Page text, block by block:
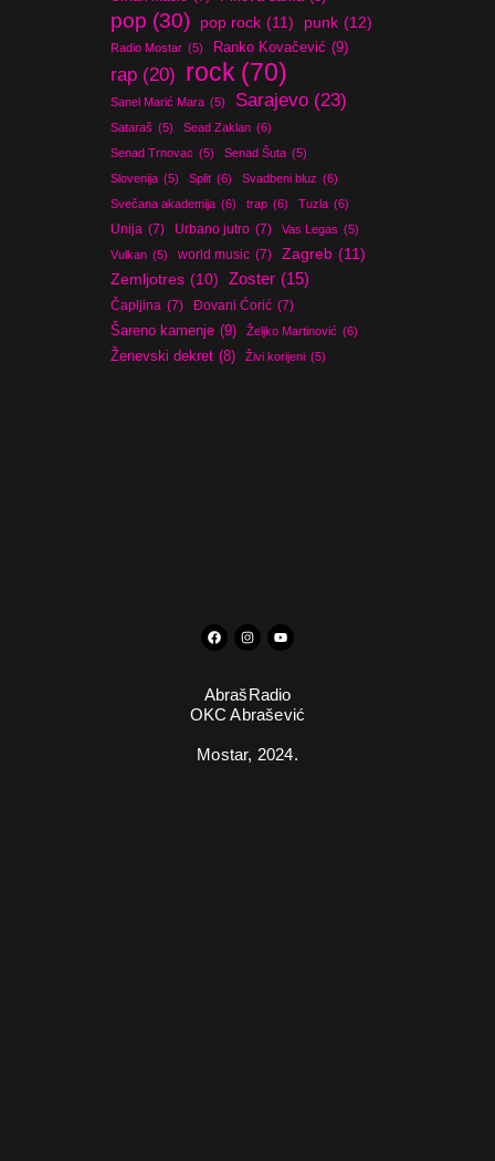
pop (30) pop rock (11) punk (12)
Radio Mostar (5) Ranko Kovačević (9)
rap (20) rock (70)
Sanel Marić Mara (5) Sarajevo (23)
Sataraš (5) Sead Zaklan (6)
Senad Trnovac (5) Senad Šuta (5)
Slovenija (5) Split (6) Svadbeni bluz (6)
Svečana akademija (6) trap (6) Tuzla (6)
Unija (7) Urbano jutro (7) Vas Legas (5)
Vulkan (5) world music (7) Zagreb (11)
Zemljotres (10) Zoster (15)
Čapljina (7) Đovani Ćorić (7)
Šareno kamenje (9) Željko Martinović (6)
Ženevski dekret (8) Živi korijeni (5)
AbrašRadio
OKC Abrašević
Mostar, 2024.